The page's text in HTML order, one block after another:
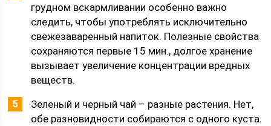
грудном вскармливании особенно важно
следить, чтобы употреблять исключительно
свежезаваренный напиток. Полезные свойства
сохраняются первые 15 мин., долгое хранение
вызывает увеличение концентрации вредных
веществ.
Зеленый и черный чай – разные растения. Нет,
обе разновидности собираются с одного куста.